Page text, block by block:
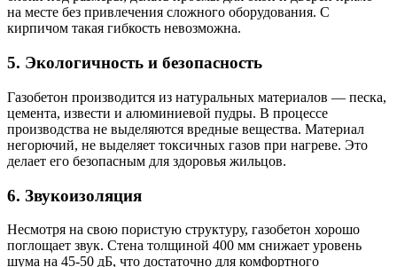
на месте без привлечения сложного оборудования. С
кирпичом такая гибкость невозможна.
5. Экологичность и безопасность
Газобетон производится из натуральных материалов — песка,
цемента, извести и алюминиевой пудры. В процессе
производства не выделяются вредные вещества. Материал
негорючий, не выделяет токсичных газов при нагреве. Это
делает его безопасным для здоровья жильцов.
6. Звукоизоляция
Несмотря на свою пористую структуру, газобетон хорошо
поглощает звук. Стена толщиной 400 мм снижает уровень
шума на 45-50 дБ, что достаточно для комфортного